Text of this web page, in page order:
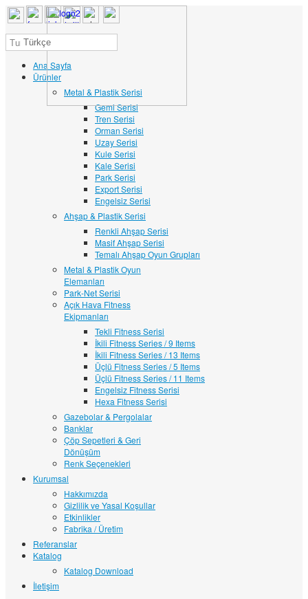
Türkçe
Ana Sayfa
Ürünler
Metal & Plastik Serisi
Gemi Serisi
Tren Serisi
Orman Serisi
Uzay Serisi
Kule Serisi
Kale Serisi
Park Serisi
Export Serisi
Engelsiz Serisi
Ahşap & Plastik Serisi
Renkli Ahşap Serisi
Masif Ahşap Serisi
Temalı Ahşap Oyun Grupları
Metal & Plastik Oyun
Elemanları
Park-Net Serisi
Açık Hava Fitness
Ekipmanları
Tekli Fitness Serisi
İkili Fitness Series / 9 Items
İkili Fitness Series / 13 Items
Üçlü Fitness Series / 5 Items
Üçlü Fitness Series / 11 Items
Engelsiz Fitness Serisi
Hexa Fitness Serisi
Gazebolar & Pergolalar
Banklar
Çöp Sepetleri & Geri
Dönüşüm
Renk Seçenekleri
Kurumsal
Hakkımızda
Gizlilik ve Yasal Koşullar
Etkinlikler
Fabrika / Üretim
Referanslar
Katalog
Katalog Download
İletişim